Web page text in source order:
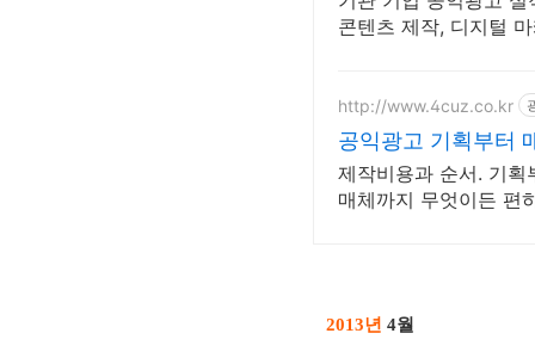
콘텐츠 제작, 디지털
http://www.4cuz.co.kr
공익광고 기획부터
제작비용과 순서. 기획
매체까지 무엇이든 편
2013년 4월